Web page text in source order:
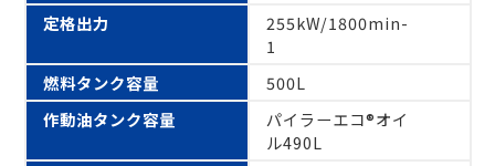
定格出力
255kW/1800min-
1
燃料タンク容量
500L
作動油タンク容量
パイラーエコ®オイ
ル490L